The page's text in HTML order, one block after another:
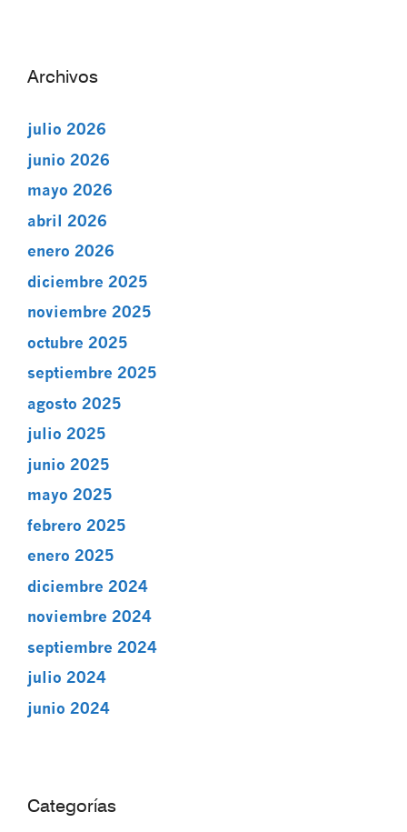
Archivos
julio 2026
junio 2026
mayo 2026
abril 2026
enero 2026
diciembre 2025
noviembre 2025
octubre 2025
septiembre 2025
agosto 2025
julio 2025
junio 2025
mayo 2025
febrero 2025
enero 2025
diciembre 2024
noviembre 2024
septiembre 2024
julio 2024
junio 2024
Categorías